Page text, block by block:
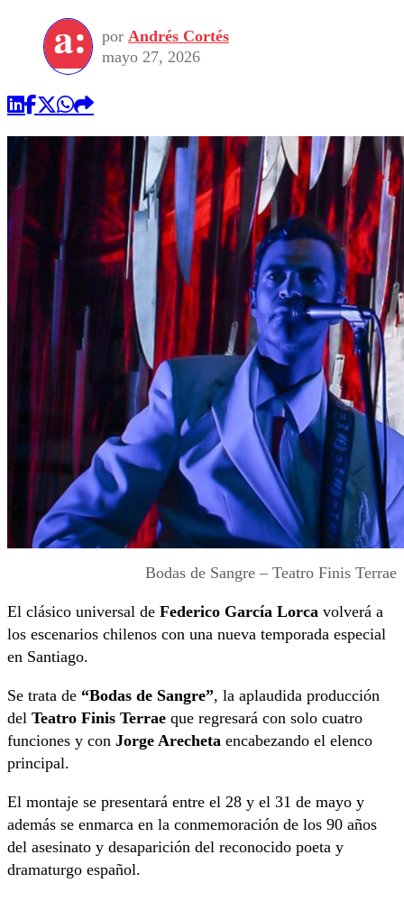
por Andrés Cortés
mayo 27, 2026
Bodas de Sangre – Teatro Finis Terrae
El clásico universal de Federico García Lorca volverá a
los escenarios chilenos con una nueva temporada especial
en Santiago.
Se trata de “Bodas de Sangre”, la aplaudida producción
del Teatro Finis Terrae que regresará con solo cuatro
funciones y con Jorge Arecheta encabezando el elenco
principal.
El montaje se presentará entre el 28 y el 31 de mayo y
además se enmarca en la conmemoración de los 90 años
del asesinato y desaparición del reconocido poeta y
dramaturgo español.